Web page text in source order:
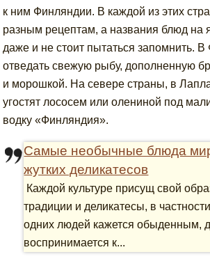
к ним Финляндии. В каждой из этих
разным рецептам, а названия блюд на
даже и не стоит пытаться запомнить.
отведать свежую рыбу, дополненную
и морошкой. На севере страны, в
угостят лососем или олениной под
водку «Финляндия».
Самые необычные блюда
жутких деликатесов
Каждой культуре присущ свой
традиции и деликатесы, в
одних людей кажется обыденным,
воспринимается к...